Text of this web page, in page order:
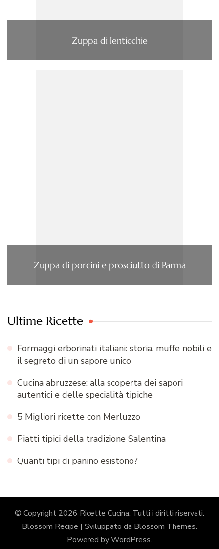
Zuppa di lenticchie
Zuppa di porcini e prosciutto di Parma
Ultime Ricette
Formaggi erborinati italiani: storia, muffe nobili e
il segreto di un sapore unico
Cucina abruzzese: alla scoperta dei sapori
autentici e delle specialità tipiche
5 Migliori ricette con Merluzzo
Piatti tipici della tradizione Salentina
Quanti tipi di panino esistono?
© Copyright 2026 Ricette Cucina. Tutti i diritti riservati.
Blossom Recipe | Sviluppato da Blossom Themes.
Powered byWordPress.